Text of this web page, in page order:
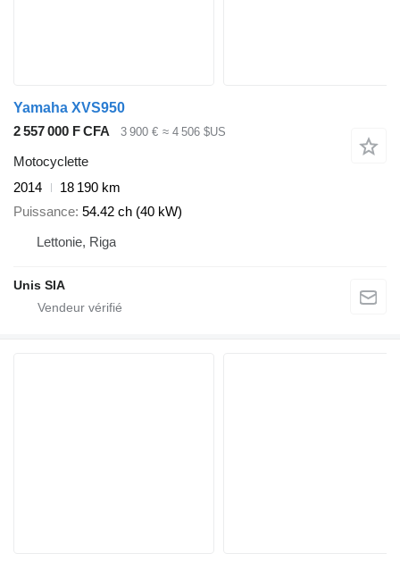
Yamaha XVS950
2 557 000 F CFA
3 900 € ≈ 4 506 $US
Motocyclette
2014
18 190 km
Puissance 54.42 ch (40 kW)
Lettonie, Riga
Unis SIA